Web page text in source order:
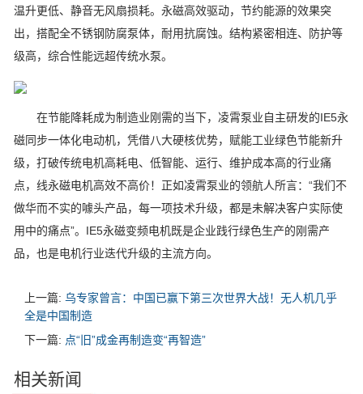
温升更低、静音无风扇损耗。永磁高效驱动，节约能源的效果突
出，搭配全不锈钢防腐泵体，耐用抗腐蚀。结构紧密相连、防护等
级高，综合性能远超传统水泵。
在节能降耗成为制造业刚需的当下，凌霄泵业自主研发的IE5永
磁同步一体化电动机，凭借八大硬核优势，赋能工业绿色节能新升
级，打破传统电机高耗电、低智能、运行、维护成本高的行业痛
点，线永磁电机高效不高价！正如凌霄泵业的领航人所言：“我们不
做华而不实的噱头产品，每一项技术升级，都是未解决客户实际使
用中的痛点”。IE5永磁变频电机既是企业践行绿色生产的刚需产
品，也是电机行业迭代升级的主流方向。
上一篇: 乌专家曾言：中国已赢下第三次世界大战！无人机几乎
全是中国制造
下一篇: 点“旧”成金再制造变“再智造”
相关新闻